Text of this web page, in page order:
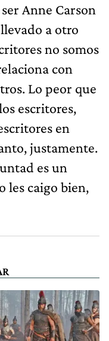
Anne Carson
a otro
no somos
con
Lo peor que
escritores,
en
justamente.
es un
les caigo bien,